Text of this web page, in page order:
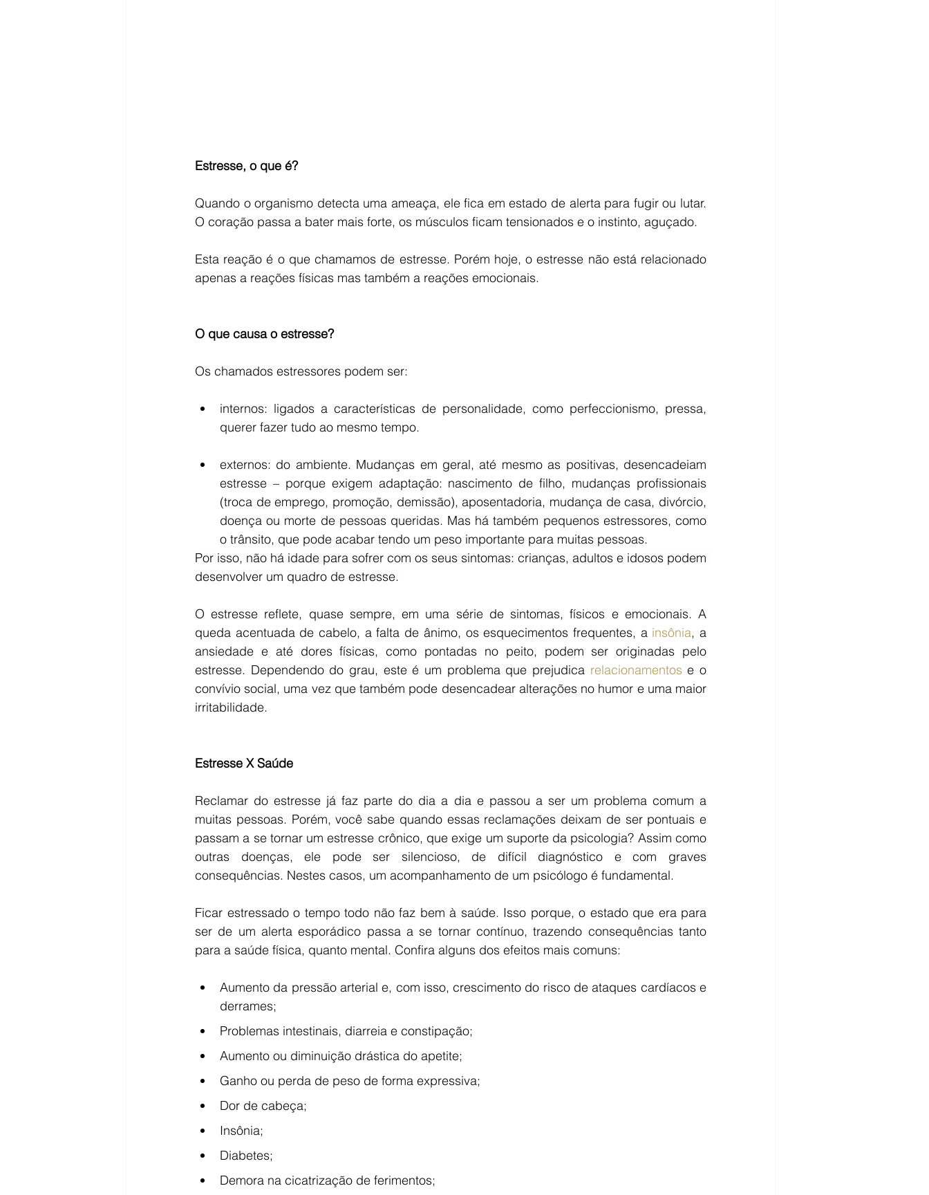
Estresse, o que é?
Quando o organismo detecta uma ameaça, ele fica em estado de alerta para fugir ou lutar.
O coração passa a bater mais forte, os músculos ficam tensionados e o instinto, aguçado.
Esta reação é o que chamamos de estresse. Porém hoje, o estresse não está relacionado
apenas a reações físicas mas também a reações emocionais.
O que causa o estresse?
Os chamados estressores podem ser:
internos: ligados a características de personalidade, como perfeccionismo, pressa,
querer fazer tudo ao mesmo tempo.
externos: do ambiente. Mudanças em geral, até mesmo as positivas, desencadeiam
estresse – porque exigem adaptação: nascimento de filho, mudanças profissionais
(troca de emprego, promoção, demissão), aposentadoria, mudança de casa, divórcio,
doença ou morte de pessoas queridas. Mas há também pequenos estressores, como
o trânsito, que pode acabar tendo um peso importante para muitas pessoas.
Por isso, não há idade para sofrer com os seus sintomas: crianças, adultos e idosos podem
desenvolver um quadro de estresse.
O estresse reflete, quase sempre, em uma série de sintomas, físicos e emocionais. A
queda acentuada de cabelo, a falta de ânimo, os esquecimentos frequentes, a insônia, a
ansiedade e até dores físicas, como pontadas no peito, podem ser originadas pelo
estresse. Dependendo do grau, este é um problema que prejudica relacionamentos e o
convívio social, uma vez que também pode desencadear alterações no humor e uma maior
irritabilidade.
Estresse X Saúde
Reclamar do estresse já faz parte do dia a dia e passou a ser um problema comum a
muitas pessoas. Porém, você sabe quando essas reclamações deixam de ser pontuais e
passam a se tornar um estresse crônico, que exige um suporte da psicologia? Assim como
outras doenças, ele pode ser silencioso, de difícil diagnóstico e com graves
consequências. Nestes casos, um acompanhamento de um psicólogo é fundamental.
Ficar estressado o tempo todo não faz bem à saúde. Isso porque, o estado que era para
ser de um alerta esporádico passa a se tornar contínuo, trazendo consequências tanto
para a saúde física, quanto mental. Confira alguns dos efeitos mais comuns:
Aumento da pressão arterial e, com isso, crescimento do risco de ataques cardíacos e
derrames;
Problemas intestinais, diarreia e constipação;
Aumento ou diminuição drástica do apetite;
Ganho ou perda de peso de forma expressiva;
Dor de cabeça;
Insônia;
Diabetes;
Demora na cicatrização de ferimentos;